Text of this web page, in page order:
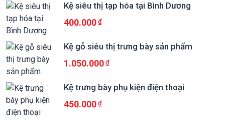
Kệ siêu thị tạp hóa tại Bình Dương
400.000
Kệ gỗ siêu thị trưng bày sản phẩm
1.050.000
Kệ trưng bày phụ kiện điện thoại
450.000